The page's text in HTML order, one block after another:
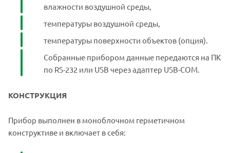
влажности воздушной среды,
температуры воздушной среды,
температуры поверхности объектов (опция).
Собранные прибором данные передаются на ПК
по RS-232 или USB через адаптер USB-COM.
КОНСТРУКЦИЯ
Прибор выполнен в моноблочном герметичном
конструктиве и включает в себя: